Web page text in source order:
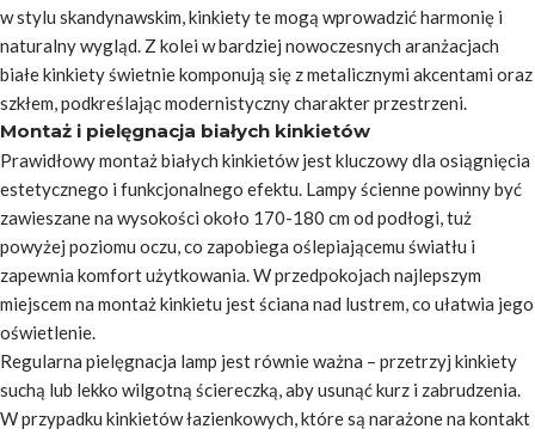
w stylu skandynawskim, kinkiety te mogą wprowadzić harmonię i
naturalny wygląd. Z kolei w bardziej nowoczesnych aranżacjach
białe kinkiety świetnie komponują się z metalicznymi akcentami oraz
szkłem, podkreślając modernistyczny charakter przestrzeni.
Montaż i pielęgnacja białych kinkietów
Prawidłowy montaż białych kinkietów jest kluczowy dla osiągnięcia
estetycznego i funkcjonalnego efektu. Lampy ścienne powinny być
zawieszane na wysokości około 170-180 cm od podłogi, tuż
powyżej poziomu oczu, co zapobiega oślepiającemu światłu i
zapewnia komfort użytkowania. W przedpokojach najlepszym
miejscem na montaż kinkietu jest ściana nad lustrem, co ułatwia jego
oświetlenie.
Regularna pielęgnacja lamp jest równie ważna – przetrzyj kinkiety
suchą lub lekko wilgotną ściereczką, aby usunąć kurz i zabrudzenia.
W przypadku kinkietów łazienkowych, które są narażone na kontakt